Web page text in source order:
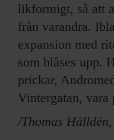
LYSSNA/PODD
EVENEMANG &
SHOP
KONTAKTA F&F
likformigt, så att
från varandra.
expansion med
som blåses upp.
prickar,
Vintergatan, vara
/Thomas